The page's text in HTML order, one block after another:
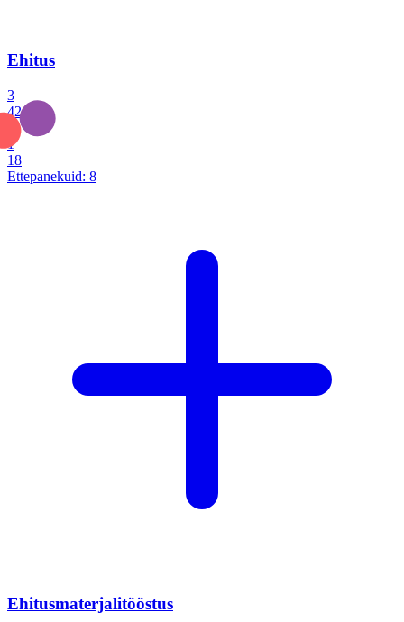
Ehitus
3
42
1
18
Ettepanekuid: 8
Ehitusmaterjalitööstus